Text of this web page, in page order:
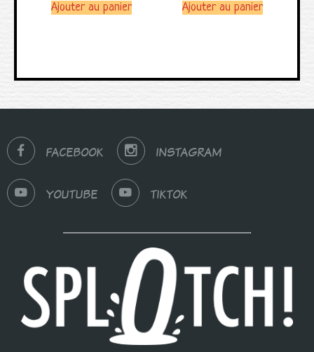
Ajouter au panier Ajouter au panier
FACEBOOK INSTAGRAM
YOUTUBE TIKTOK